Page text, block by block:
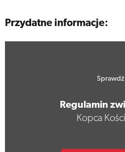
Przydatne informacje:
Sprawdź
Regulamin
Kopca